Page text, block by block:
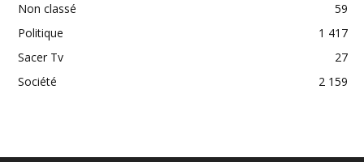
Non classé
59
Politique
1 417
Sacer Tv
27
Société
2 159